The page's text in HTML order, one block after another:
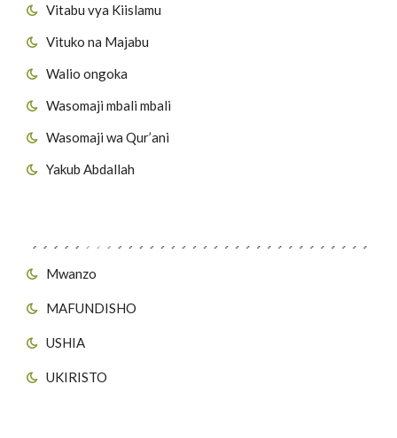
Vitabu vya Kiislamu
Vituko na Majabu
Walio ongoka
Wasomaji mbali mbali
Wasomaji wa Qur’ani
Yakub Abdallah
Mwanzo
MAFUNDISHO
USHIA
UKIRISTO